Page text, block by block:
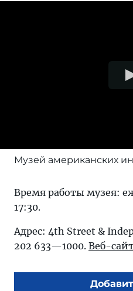
Музей американских
Время работы музея:
17:30.
Адрес: 4th Street &
202 633—1000. Веб-